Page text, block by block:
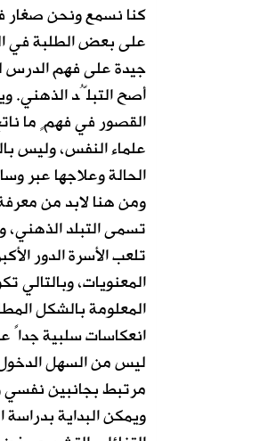
2026-08-05إطلاق
كنا نسمع ونحن صغار
على بعض الطلبة في
جيدة على فهم الدرس
أصح التبلُّد الذهني.
القصور في فهمٍ ما
علماء النفس، وليس
الحالة وعلاجها عبر
ومن هنا لابد من
تسمى التبلد
تلعب الأسرة الدور
المعنويات،
المعلومة بالشكل
انعكاسات سلبية
ليس من السهل
مرتبط بجانبين نفسي
ويمكن البداية